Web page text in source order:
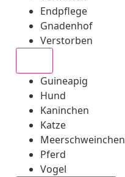
Endpflege
Gnadenhof
Verstorben
Guineapig
Hund
Kaninchen
Katze
Meerschweinchen
Pferd
Vogel